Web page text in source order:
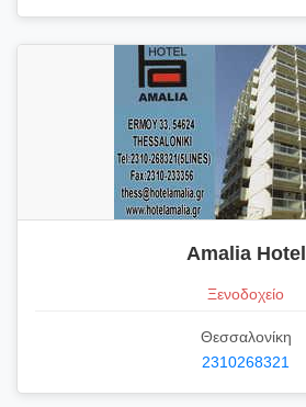
Amalia Hotel
Ξενοδοχείο
Θεσσαλονίκη
2310268321